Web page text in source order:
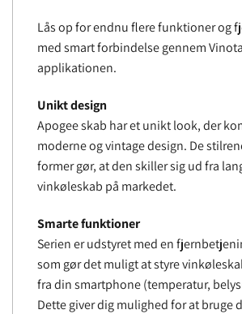
Lås op for endnu flere funktioner og
med smart forbindelse gennem
applikationen.
Unikt design
Apogee skab har et unikt look, der
moderne og vintage design. De
former gør, at den skiller sig ud fra
vinkøleskab på markedet.
Smarte funktioner
Serien er udstyret med en
som gør det muligt at styre
fra din smartphone (temperatur,
Dette giver dig mulighed for at bruge